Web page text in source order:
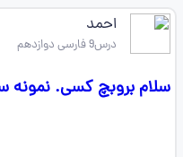
احمد
درس9 فارسی دوازدهم
سلام بروبچ کسی. نمونه